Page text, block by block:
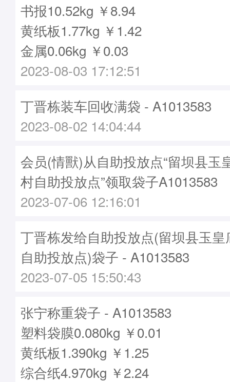
书报10.52kg ￥8.94
黄纸板1.77kg ￥1.42
金属0.06kg ￥0.03
2023-08-03 17:12:51
丁晋栋装车回收满袋 - A1013583
2023-08-02 14:04:44
会员(情獸)从自助投放点“留坝县玉
村自助投放点”领取袋子A1013583
2023-07-06 12:16:01
丁晋栋发给自助投放点(留坝县玉
自助投放点)袋子 - A1013583
2023-07-05 15:50:43
张宁称重袋子 - A1013583
塑料袋膜0.080kg ￥0.01
黄纸板1.390kg ￥1.25
综合纸4.970kg ￥2.24